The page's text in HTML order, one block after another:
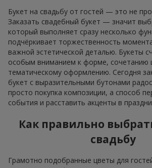
Букет на свадьбу от гостей — это не
Заказать свадебный букет — значит
который выполняет сразу несколько
подчёркивает торжественность
важной эстетической деталью. Букеты
особым вниманием к форме, сочетанию
тематическому оформлению. Сегодня
букет с выразительными бутонами
просто покупка композиции, а способ
события и расставить акценты в
Как правильно
свадьбу
Грамотно подобранные цветы для